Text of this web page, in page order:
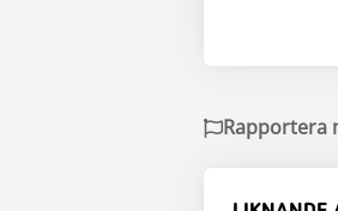
Rapportera